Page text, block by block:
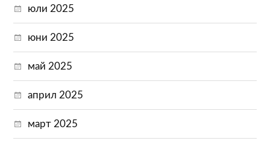
юли 2025
юни 2025
май 2025
април 2025
март 2025